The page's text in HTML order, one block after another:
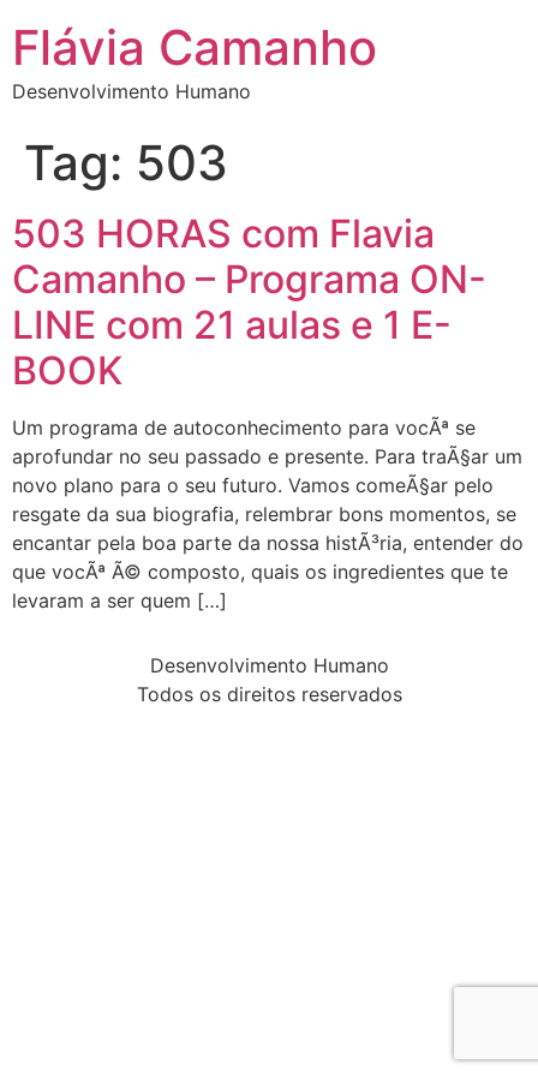
Flávia Camanho
Desenvolvimento Humano
Tag: 503
503 HORAS com Flavia
Camanho – Programa ON-
LINE com 21 aulas e 1 E-
BOOK
Um programa de autoconhecimento para vocÃª se
aprofundar no seu passado e presente. Para traÃ§ar um
novo plano para o seu futuro. Vamos comeÃ§ar pelo
resgate da sua biografia, relembrar bons momentos, se
encantar pela boa parte da nossa histÃ³ria, entender do
que vocÃª Ã© composto, quais os ingredientes que te
levaram a ser quem […]
Desenvolvimento Humano
Todos os direitos reservados